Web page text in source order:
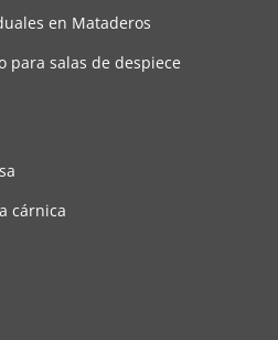
en Mataderos
salas de despiece
cárnica